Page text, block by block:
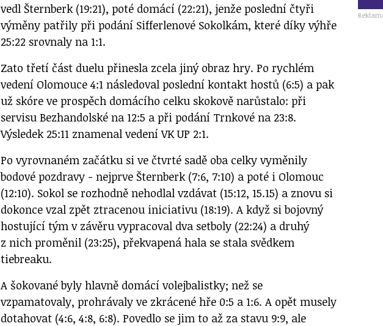
vedl Šternberk (19:21), poté domácí (22:21), jenže poslední čtyři
výměny patřily při podání Sifferlenové Sokolkám, které díky výhře
25:22 srovnaly na 1:1.
Zato třetí část duelu přinesla zcela jiný obraz hry. Po rychlém
vedení Olomouce 4:1 následoval poslední kontakt hostů (6:5) a pak
už skóre ve prospěch domácího celku skokově narůstalo: při
servisu Bezhandolské na 12:5 a při podání Trnkové na 23:8.
Výsledek 25:11 znamenal vedení VK UP 2:1.
Po vyrovnaném začátku si ve čtvrté sadě oba celky vyměnily
bodové pozdravy - nejprve Šternberk (7:6, 7:10) a poté i Olomouc
(12:10). Sokol se rozhodně nehodlal vzdávat (15:12, 15.15) a znovu si
dokonce vzal zpět ztracenou iniciativu (18:19). A když si bojovný
hostující tým v závěru vypracoval dva setboly (22:24) a druhý
z nich proměnil (23:25), překvapená hala se stala svědkem
tiebreaku.
A šokované byly hlavně domácí volejbalistky; než se
vzpamatovaly, prohrávaly ve zkrácené hře 0:5 a 1:6. A opět musely
dotahovat (4:6, 4:8, 6:8). Povedlo se jim to až za stavu 9:9, ale